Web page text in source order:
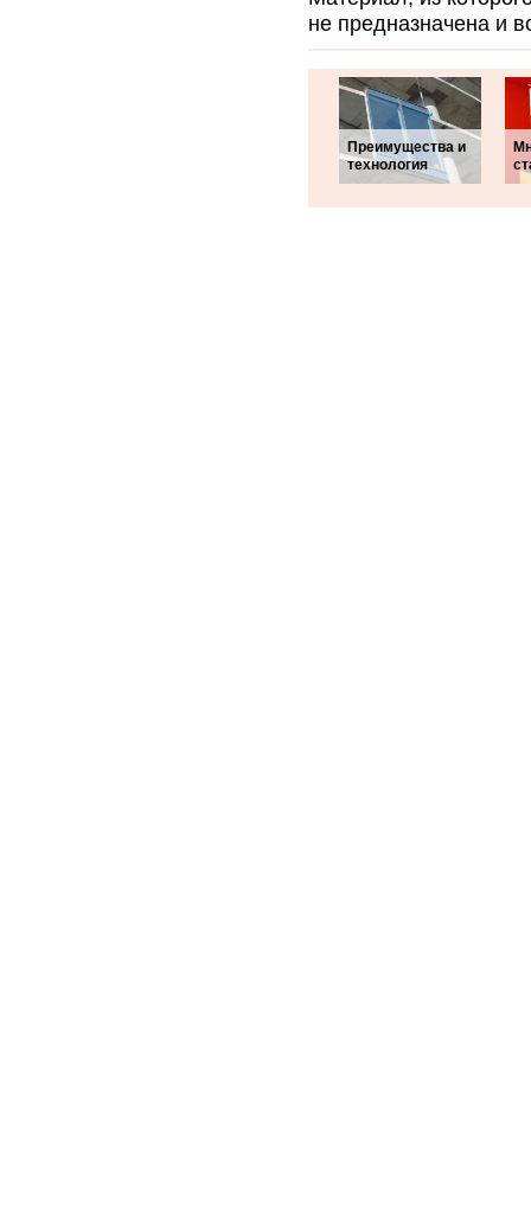
не предназначена и
Преимущества и
технология